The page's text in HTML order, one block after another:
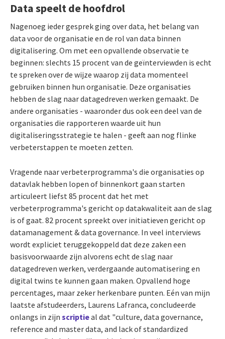
Data speelt de hoofdrol
Nagenoeg ieder gesprek ging over data, het belang van
data voor de organisatie en de rol van data binnen
digitalisering. Om met een opvallende observatie te
beginnen: slechts 15 procent van de geïnterviewden is echt
te spreken over de wijze waarop zij data momenteel
gebruiken binnen hun organisatie. Deze organisaties
hebben de slag naar datagedreven werken gemaakt. De
andere organisaties - waaronder dus ook een deel van de
organisaties die rapporteren waarde uit hun
digitaliseringsstrategie te halen - geeft aan nog flinke
verbeterstappen te moeten zetten.
Vragende naar verbeterprogramma's die organisaties op
datavlak hebben lopen of binnenkort gaan starten
articuleert liefst 85 procent dat het met
verbeterprogramma's gericht op datakwaliteit aan de slag
is of gaat. 82 procent spreekt over initiatieven gericht op
datamanagement & data governance. In veel interviews
wordt expliciet teruggekoppeld dat deze zaken een
basisvoorwaarde zijn alvorens echt de slag naar
datagedreven werken, verdergaande automatisering en
digital twins te kunnen gaan maken. Opvallend hoge
percentages, maar zeker herkenbare punten. Eén van mijn
laatste afstudeerders, Laurens Lafranca, concludeerde
onlangs in zijn scriptieal dat "culture, data governance,
reference and master data, and lack of standardized